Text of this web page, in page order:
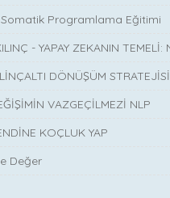
Somatik Programlama Eğitimi
- YAPAY ZEKANIN TEMELİ:
DÖNÜŞÜM STRATEJİSİ
VAZGEÇİLMEZİ NLP
KOÇLUK YAP
Değer